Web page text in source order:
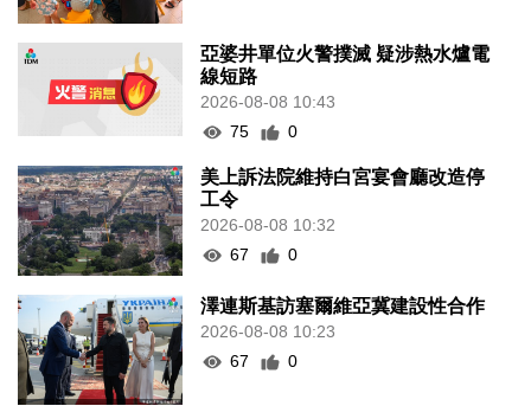
亞婆井單位火警撲滅 疑涉熱水爐電
線短路
2026-08-08 10:43
75
0
美上訴法院維持白宮宴會廳改造停
工令
2026-08-08 10:32
67
0
澤連斯基訪塞爾維亞冀建設性合作
2026-08-08 10:23
67
0